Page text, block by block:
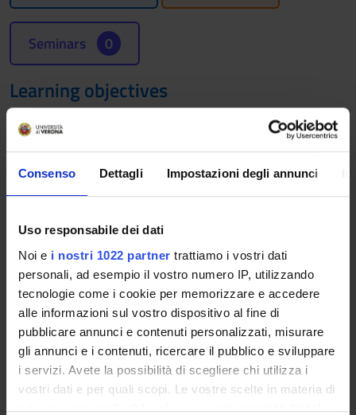
Consenso Dettagli Impostazioni degli annunci
Uso responsabile dei dati
Noi e i nostri 1022 partner trattiamo i vostri dati
personali, ad esempio il vostro numero IP, utilizzando
tecnologie come i cookie per memorizzare e accedere
alle informazioni sul vostro dispositivo al fine di
pubblicare annunci e contenuti personalizzati, misurare
gli annunci e i contenuti, ricercare il pubblico e sviluppare
i servizi. Avete la possibilità di scegliere chi utilizza i
vostri dati e per quali scopi. Le vostre scelte in materia di
privacy sono applicabili solo su questa proprietà digitale
Seminars 0
Learning objectives
knowledge of the role of information technology in health
facilities and its uses for descriptive and summary purposes,
management, public health, surveillance and epidemiological
evaluation. Learn how to use the Microsoft Office program,
especially Excel for data analysis, Word for creating an
presentation of data (tables and graphs), and research studies.
Prerequisites and basic notions
No prior knowledge is required.
Program
- Code and computer architecture
- Operating system and applications
- Computer networks and World Wide Web